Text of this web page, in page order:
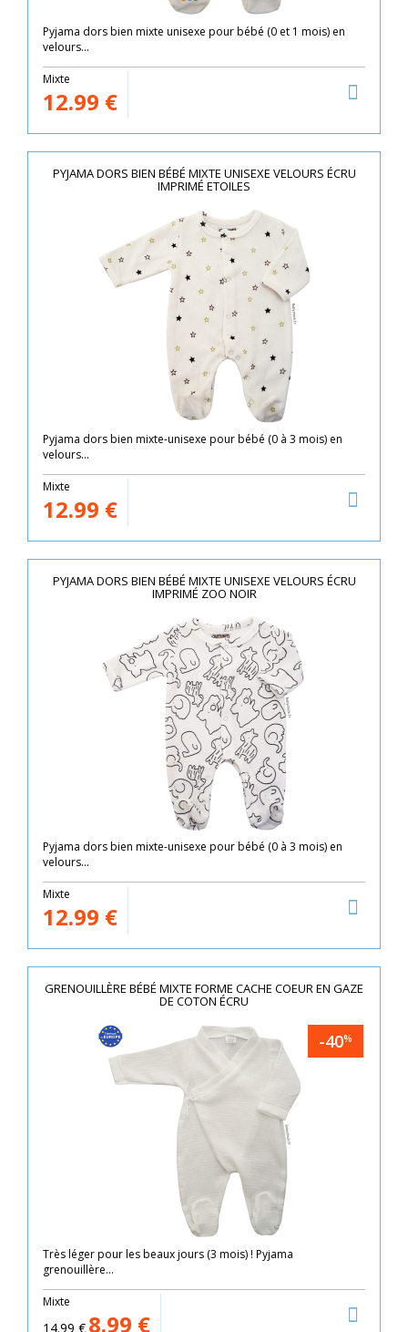
Pyjama dors bien mixte unisexe pour bébé (0 et 1 mois) en
velours...
Mixte
12.99 €
PYJAMA DORS BIEN BÉBÉ MIXTE UNISEXE VELOURS ÉCRU
IMPRIMÉ ETOILES
Pyjama dors bien mixte-unisexe pour bébé (0 à 3 mois) en
velours...
Mixte
12.99 €
PYJAMA DORS BIEN BÉBÉ MIXTE UNISEXE VELOURS ÉCRU
IMPRIMÉ ZOO NOIR
Pyjama dors bien mixte-unisexe pour bébé (0 à 3 mois) en
velours...
Mixte
12.99 €
GRENOUILLÈRE BÉBÉ MIXTE FORME CACHE COEUR EN GAZE
DE COTON ÉCRU
-40%
Très léger pour les beaux jours (3 mois) ! Pyjama
grenouillère...
Mixte
14.99 € 8.99 €